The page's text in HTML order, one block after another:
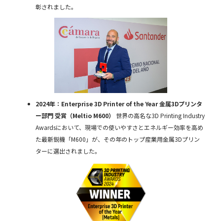
彰されました。
2024年：Enterprise 3D Printer of the Year 金属3Dプリンタ
ー部門 受賞（Meltio M600）
世界の高名な3D Printing Industry
Awardsにおいて、現場での使いやすさとエネルギー効率を高め
た最新鋭機「M600」が、その年のトップ産業用金属3Dプリン
ターに選出されました。